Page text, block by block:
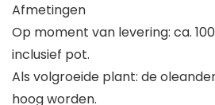
Afmetingen
Op moment van levering: ca.
inclusief pot.
Als volgroeide plant: de
hoog worden.